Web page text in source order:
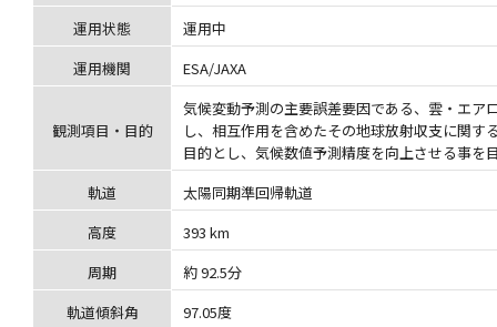
運用状態
運用中
運用機関
ESA/JAXA
観測項目・目的
気候変動予測の主要誤差要因である、雲・エア
し、相互作用を含めたその地球放射収支に関す
目的とし、気候数値予測精度を向上させる事を
軌道
太陽同期準回帰軌道
高度
393 km
周期
約 92.5分
軌道傾斜角
97.05度